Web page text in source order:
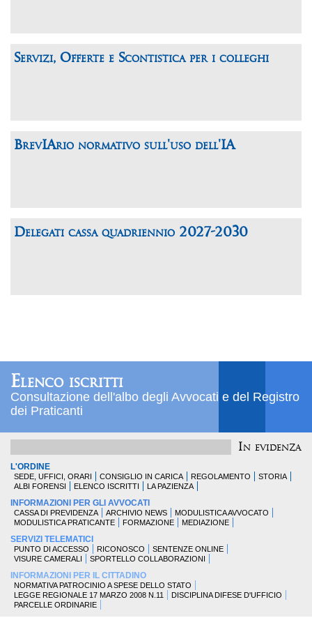
Servizi, Offerte e Scontistica per i colleghi
BrevIArio normativo sull'uso dell'IA
Delegati cassa quadriennio 2027-2030
Elenco iscritti
Consultazione dell'albo degli Avvocati e del Registro
dei Praticanti
In evidenza
L'ORDINE
SEDE, UFFICI, ORARI CONSIGLIO IN CARICA REGOLAMENTO
STORIA
ALBI FORENSI
ELENCO ISCRITTI LA PAZIENZA
INFORMAZIONI PER GLI AVVOCATI
CASSA DI PREVIDENZA ARCHIVIO NEWS
MODULISTICA AVVOCATO
MODULISTICA PRATICANTE
FORMAZIONE MEDIAZIONE
SERVIZI TELEMATICI
PUNTO DI ACCESSO RICONOSCO
SENTENZE ONLINE
VISURE CAMERALI
SPORTELLO COLLABORAZIONI
INFORMAZIONI PER IL CITTADINO
NORMATIVA PATROCINIO A SPESE DELLO STATO
LEGGE REGIONALE 17 MARZO 2008 N.11
DISCIPLINA DIFESE D'UFFICIO
PARCELLE ORDINARIE